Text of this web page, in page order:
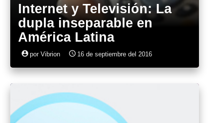
Internet y Televisión: La
dupla inseparable en
América Latina
account_circle por Vibrion access_time 16 de septiembre del 2016